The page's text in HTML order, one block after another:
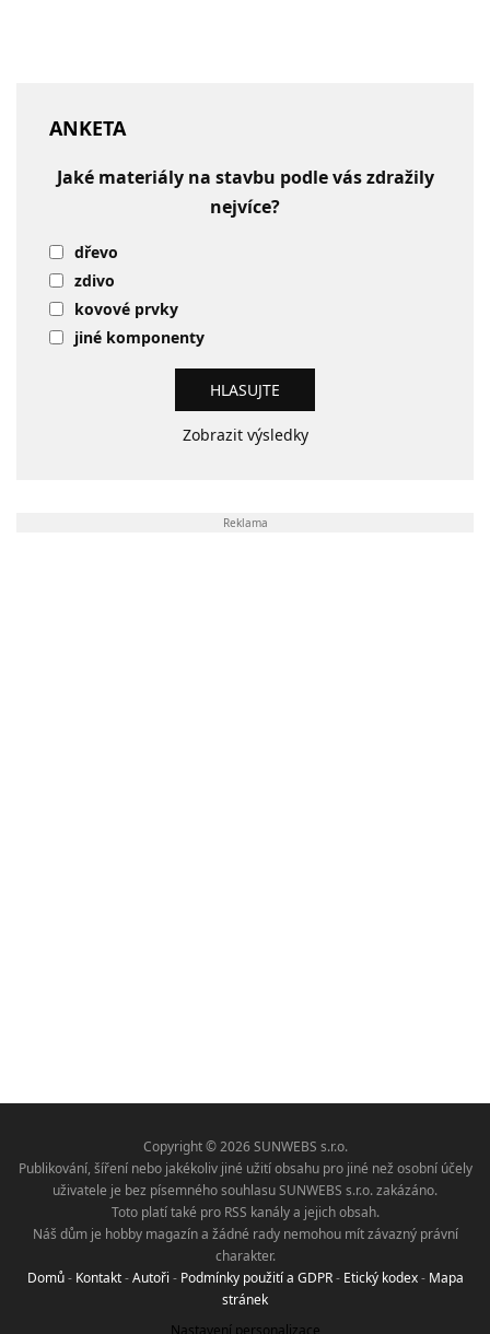
ANKETA
Jaké materiály na stavbu podle vás zdražily
nejvíce?
dřevo
zdivo
kovové prvky
jiné komponenty
Zobrazit výsledky
Reklama
Copyright © 2026 SUNWEBS s.r.o.
Publikování, šíření nebo jakékoliv jiné užití obsahu pro jiné než osobní účely
uživatele je bez písemného souhlasu SUNWEBS s.r.o. zakázáno.
Toto platí také pro RSS kanály a jejich obsah.
Náš dům je hobby magazín a žádné rady nemohou mít závazný právní
charakter.
Domů- Kontakt-Autoři - Podmínky použití a GDPR- Etický kodex- Mapa
stránek
Nastavení personalizace